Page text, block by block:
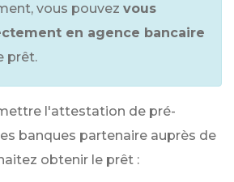
vous pouvez vous
en agence bancaire
prêt.
l'attestation de pré-
banques partenaire auprès de
obtenir le prêt :